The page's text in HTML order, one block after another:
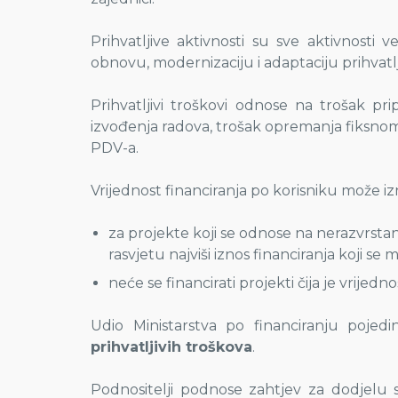
Prihvatljive aktivnosti su sve aktivnosti
obnovu, modernizaciju i adaptaciju
Prihvatljivi troškovi odnose na trošak
izvođenja radova, trošak opremanja
PDV-a.
Vrijednost financiranja po korisniku može
za projekte koji se odnose na
rasvjetu najviši iznos financiranja koji se
neće se financirati projekti čija je
Udio Ministarstva po financiranju
prihvatljivih troškova.
Podnositelji podnose zahtjev za dodjelu